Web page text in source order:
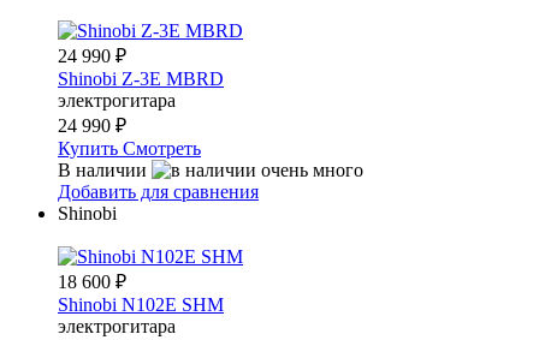
24 990 ₽
Shinobi Z-3E MBRD
электрогитара
24 990 ₽
Купить Смотреть
В наличии
Добавить для сравнения
Shinobi
18 600 ₽
Shinobi N102E SHM
электрогитара